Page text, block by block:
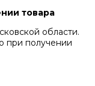
товара
области.
при получении